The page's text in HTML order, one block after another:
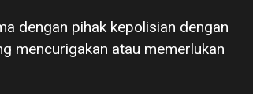
dengan pihak kepolisian dengan
mencurigakan atau memerlukan